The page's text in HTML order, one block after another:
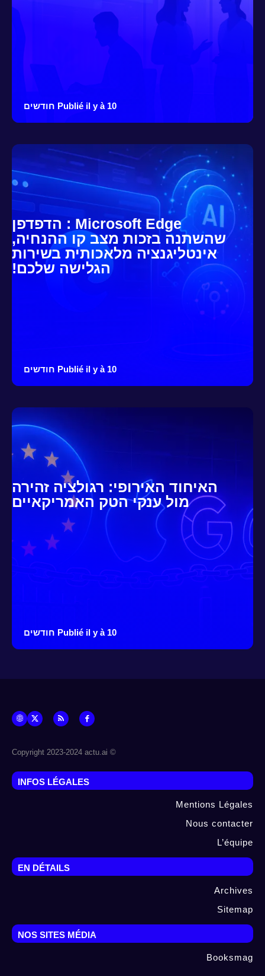
Publié il y à 10 חודשים
Microsoft Edge : הדפדפן
שהשתנה בזכות מצב קו ההנחיה,
אינטליגנציה מלאכותית בשירות
הגלישה שלכם!
Publié il y à 10 חודשים
האיחוד האירופי: רגולציה זהירה
מול ענקי הטק האמריקאיים
Publié il y à 10 חודשים
© Copyright 2023-2024 actu.ai
INFOS LÉGALES
Mentions Légales
Nous contacter
L’équipe
EN DÉTAILS
Archives
Sitemap
NOS SITES MÉDIA
Booksmag